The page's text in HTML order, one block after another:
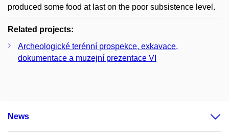
produced some food at last on the poor subsistence level.
Related projects:
Archeologické terénní prospekce, exkavace,
dokumentace a muzejní prezentace VI
News